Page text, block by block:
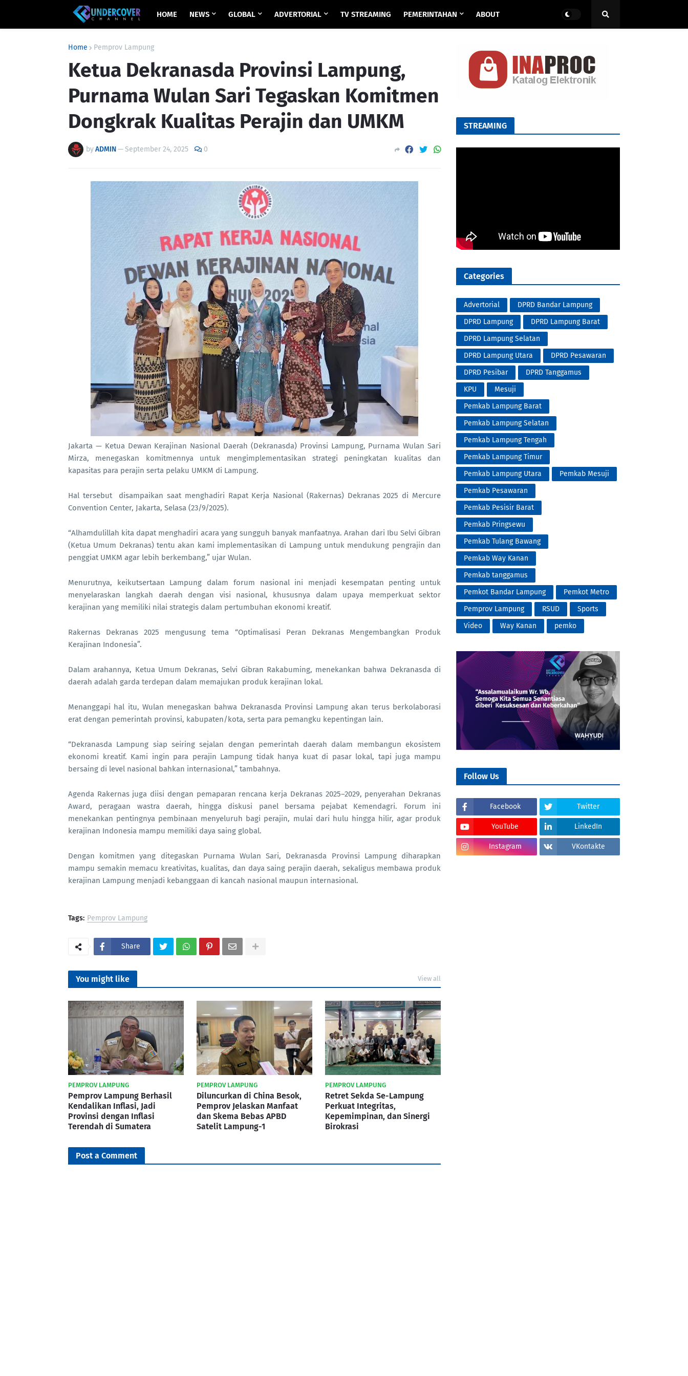
HOME NEWS GLOBAL ADVERTORIAL TV STREAMING PEMERINTAHAN ABOUT
Home Pemprov Lampung
Ketua Dekranasda Provinsi Lampung,
Purnama Wulan Sari Tegaskan Komitmen
Dongkrak Kualitas Perajin dan UMKM
byADMIN—September 24, 2025 0
Jakarta — Ketua Dewan Kerajinan Nasional Daerah (Dekranasda) Provinsi Lampung, Purnama Wulan Sari
Mirza, menegaskan komitmennya untuk mengimplementasikan strategi peningkatan kualitas dan
kapasitas para perajin serta pelaku UMKM di Lampung.
Hal tersebut disampaikan saat menghadiri Rapat Kerja Nasional (Rakernas) Dekranas 2025 di Mercure
Convention Center, Jakarta, Selasa (23/9/2025).
“Alhamdulillah kita dapat menghadiri acara yang sungguh banyak manfaatnya. Arahan dari Ibu Selvi Gibran
(Ketua Umum Dekranas) tentu akan kami implementasikan di Lampung untuk mendukung pengrajin dan
penggiat UMKM agar lebih berkembang,” ujar Wulan.
Menurutnya, keikutsertaan Lampung dalam forum nasional ini menjadi kesempatan penting untuk
menyelaraskan langkah daerah dengan visi nasional, khususnya dalam upaya memperkuat sektor
kerajinan yang memiliki nilai strategis dalam pertumbuhan ekonomi kreatif.
Rakernas Dekranas 2025 mengusung tema “Optimalisasi Peran Dekranas Mengembangkan Produk
Kerajinan Indonesia”.
Dalam arahannya, Ketua Umum Dekranas, Selvi Gibran Rakabuming, menekankan bahwa Dekranasda di
daerah adalah garda terdepan dalam memajukan produk kerajinan lokal.
Menanggapi hal itu, Wulan menegaskan bahwa Dekranasda Provinsi Lampung akan terus berkolaborasi
erat dengan pemerintah provinsi, kabupaten/kota, serta para pemangku kepentingan lain.
“Dekranasda Lampung siap seiring sejalan dengan pemerintah daerah dalam membangun ekosistem
ekonomi kreatif. Kami ingin para perajin Lampung tidak hanya kuat di pasar lokal, tapi juga mampu
bersaing di level nasional bahkan internasional,” tambahnya.
Agenda Rakernas juga diisi dengan pemaparan rencana kerja Dekranas 2025–2029, penyerahan Dekranas
Award, peragaan wastra daerah, hingga diskusi panel bersama pejabat Kemendagri. Forum ini
menekankan pentingnya pembinaan menyeluruh bagi perajin, mulai dari hulu hingga hilir, agar produk
kerajinan Indonesia mampu memiliki daya saing global.
Dengan komitmen yang ditegaskan Purnama Wulan Sari, Dekranasda Provinsi Lampung diharapkan
mampu semakin memacu kreativitas, kualitas, dan daya saing perajin daerah, sekaligus membawa produk
kerajinan Lampung menjadi kebanggaan di kancah nasional maupun internasional.
Tags: Pemprov Lampung
Share
You might like View all
PEMPROV LAMPUNG
Pemprov Lampung Berhasil
Kendalikan Inflasi, Jadi
Provinsi dengan Inflasi
Terendah di Sumatera
PEMPROV LAMPUNG
Diluncurkan di China Besok,
Pemprov Jelaskan Manfaat
dan Skema Bebas APBD
Satelit Lampung-1
PEMPROV LAMPUNG
Retret Sekda Se-Lampung
Perkuat Integritas,
Kepemimpinan, dan Sinergi
Birokrasi
Post a Comment
STREAMING
Categories
Advertorial
DPRD Bandar Lampung
DPRD Lampung
DPRD Lampung Barat
DPRD Lampung Selatan
DPRD Lampung Utara
DPRD Pesawaran
DPRD Pesibar
DPRD Tanggamus
KPU
Mesuji
Pemkab Lampung Barat
Pemkab Lampung Selatan
Pemkab Lampung Tengah
Pemkab Lampung Timur
Pemkab Lampung Utara
Pemkab Mesuji
Pemkab Pesawaran
Pemkab Pesisir Barat
Pemkab Pringsewu
Pemkab Tulang Bawang
Pemkab Way Kanan
Pemkab tanggamus
Pemkot Bandar Lampung
Pemkot Metro
Pemprov Lampung
RSUD
Sports
Video
Way Kanan pemko
Follow Us
Facebook Twitter
YouTube LinkedIn
Instagram VKontakte